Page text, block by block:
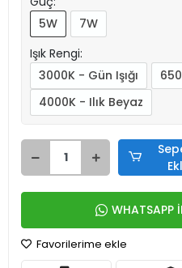
5W
7W
Işık Rengi:
3000K - Gün Işığı
4000K - Ilık Beyaz
WHATSAPP
Favorilerime ekle